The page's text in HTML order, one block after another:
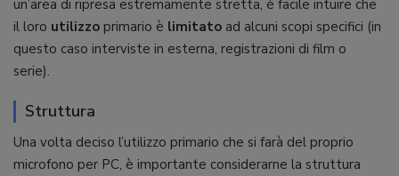
un’area di ripresa estremamente stretta, è facile intuire che
il loro utilizzo primario è limitato ad alcuni scopi specifici (in
questo caso interviste in esterna, registrazioni di film o
serie).
Struttura
Una volta deciso l’utilizzo primario che si farà del proprio
microfono per PC, è importante considerarne la struttura